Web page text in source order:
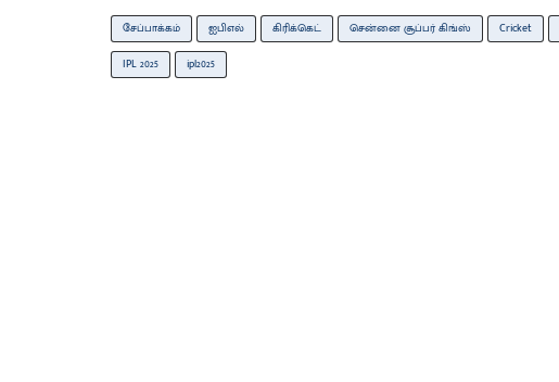
சேப்பாக்கம் ஐபிஎல் கிரிக்கெட் சென்னை சூப்பர் கிங்ஸ் Cricket
IPL 2025 ipl2025